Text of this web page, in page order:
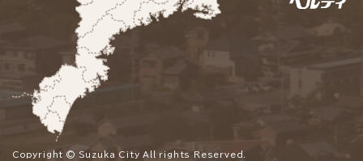
Copyright © Suzuka City All rights Reserved.